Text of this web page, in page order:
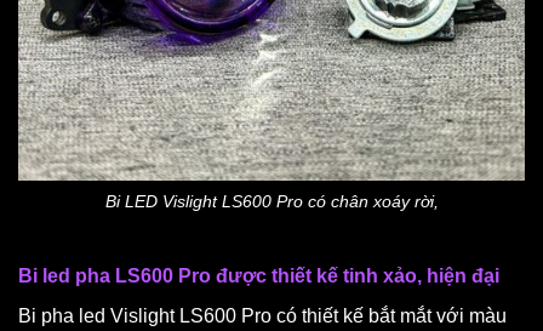
Bi LED Vislight LS600 Pro có chân xoáy rời,
Bi led pha LS600 Pro được thiết kế tinh xảo, hiện đại
Bi pha led Vislight LS600 Pro có thiết kế bắt mắt với màu